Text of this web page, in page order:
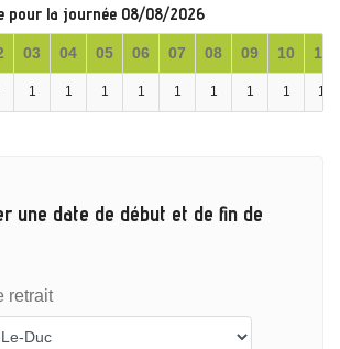
pour la journée 08/08/2026
03 04 05 06 07 08 09 10 11
1 1 1 1 1 1 1 1 1
une date de début et de fin de
retrait